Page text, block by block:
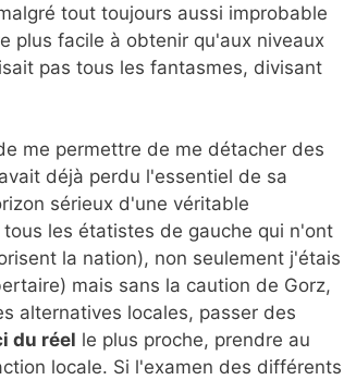
tout toujours aussi improbable
plus facile à obtenir qu'aux niveaux
pas tous les fantasmes, divisant
me permettre de me détacher des
déjà perdu l'essentiel de sa
sérieux d'une véritable
les étatistes de gauche qui n'ont
la nation), non seulement j'étais
mais sans la caution de Gorz,
alternatives locales, passer des
du réel le plus proche, prendre au
locale. Si l'examen des différents